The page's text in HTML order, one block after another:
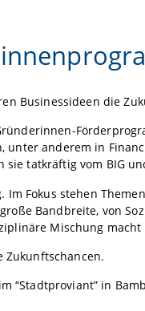
Businessideen die
unter anderem in
tatkräftig vom BIG
Fokus stehen
Bandbreite, von
Mischung
Zukunftschancen.
“Stadtproviant” in